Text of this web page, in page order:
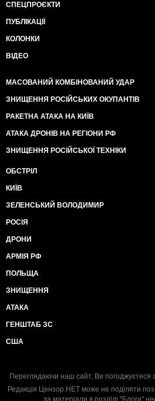
СПЕЦПРОЄКТИ
ПУБЛІКАЦІЇ
КОЛОНКИ
ВІДЕО
МАСОВАНИЙ КОМБІНОВАНИЙ УДАР
ЗНИЩЕННЯ РОСІЙСЬКИХ ОКУПАНТІВ
РАКЕТНА АТАКА НА КИЇВ
АТАКА ДРОНІВ НА РЕГІОНИ РФ
ЗНИЩЕННЯ РОСІЙСЬКОЇ ТЕХНІКИ
ОБСТРІЛ
КИЇВ
ЗЕЛЕНСЬКИЙ ВОЛОДИМИР
РОСІЯ
ДРОНИ
АРМІЯ РФ
ПОЛЬЩА
ЗНИЩЕННЯ
АТАКА
ГЕНШТАБ ЗС
США
Переглядаючи наш сайт, Ви погоджуєтеся з
Редакція Цензор.НЕТ може не поділяти
за матеріали в розділі "Блоги"